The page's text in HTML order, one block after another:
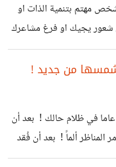
الفشل أو الرفض). -
الحقيقي: ناتج عن
مهتم بتنمية الذات او
شعور يجيك او فرغ مشاعرك
؟ و هل سبق لكم التجربة
من جديد !
أشرقت شمس سوريا بعد 14 عشر عاما في ظلام حالك ! بعد أن
المناظر ألماً ! بعد أن فُقد
استشهادا و أما هجرةً و اما